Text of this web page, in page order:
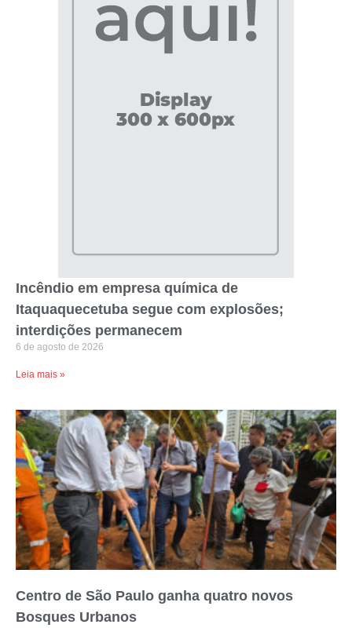
Incêndio em empresa química de
Itaquaquecetuba segue com explosões;
interdições permanecem
6 de agosto de 2026
Leia mais »
Centro de São Paulo ganha quatro novos
Bosques Urbanos